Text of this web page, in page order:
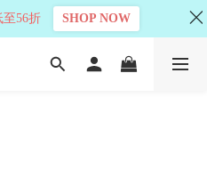
至56折 SHOP NOW